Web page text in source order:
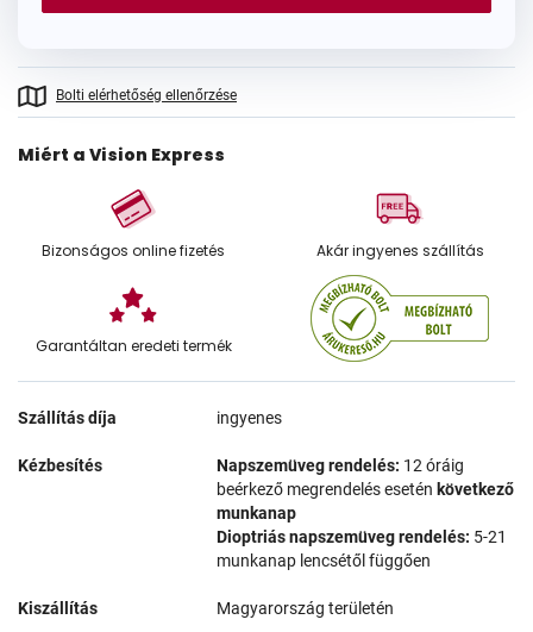
Bolti elérhetőség ellenőrzése
Miért a Vision Express
Bizonságos online fizetés Akár ingyenes szállítás
Garantáltan eredeti termék
Szállítás díja ingyenes
Kézbesítés Napszemüveg rendelés: 12 óráig
beérkező megrendelés esetén következő
munkanap
Dioptriás napszemüveg rendelés: 5-21
munkanap lencsétől függően
Kiszállítás Magyarország területén